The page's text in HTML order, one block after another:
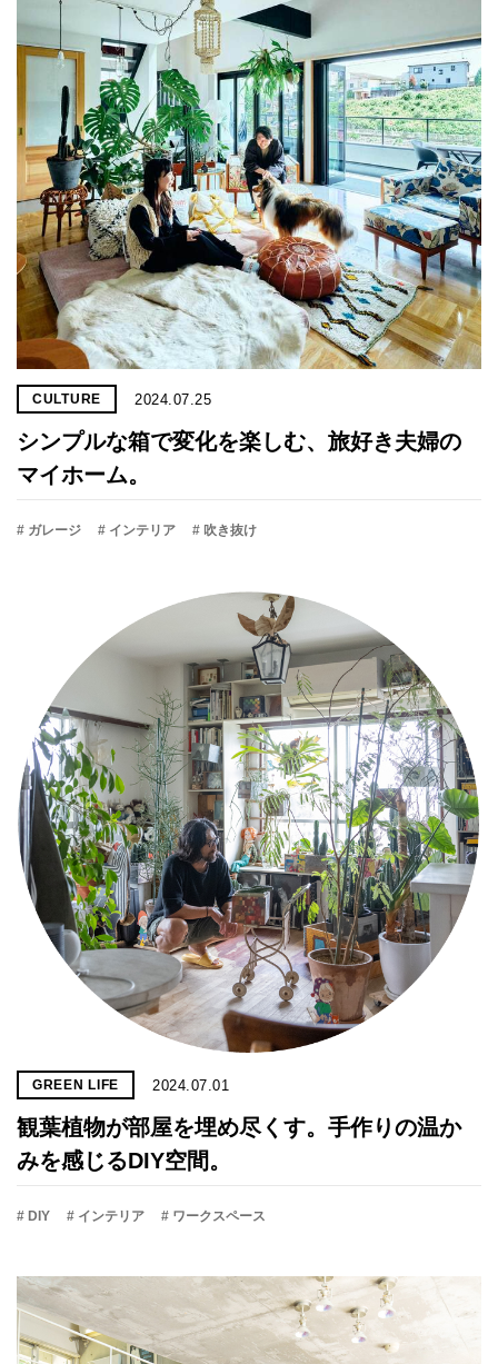
CULTURE 2024.07.25
シンプルな箱で変化を楽しむ、旅好き夫婦の
マイホーム。
# ガレージ # インテリア # 吹き抜け
GREEN LIFE 2024.07.01
観葉植物が部屋を埋め尽くす。手作りの温か
みを感じるDIY空間。
# DIY # インテリア # ワークスペース